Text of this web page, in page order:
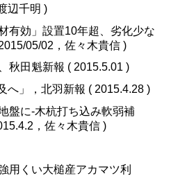
辺千明 )
有効」設置10年超、劣化少な
05/02，佐々木貴信 )
秋田魁新報 ( 2015.5.01 )
へ」，北羽新報 ( 2015.4.28 )
盤に-木杭打ち込み軟弱補
，佐々木貴信 )
用くい大槌産アカマツ利